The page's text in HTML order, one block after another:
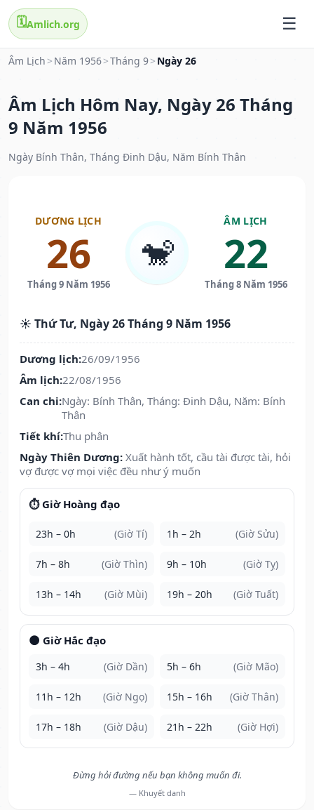
🗓️Amlich.org
Âm Lịch > Năm 1956>Tháng 9> Ngày 26
Âm Lịch Hôm Nay, Ngày 26 Tháng
9 Năm 1956
Ngày Bính Thân, Tháng Đinh Dậu, Năm Bính Thân
DƯƠNG LỊCH
26
Tháng 9 Năm 1956
🐒
ÂM LỊCH
22
Tháng 8 Năm 1956
☀️ Thứ Tư, Ngày 26 Tháng 9 Năm 1956
Dương lịch:26/09/1956
Âm lịch:22/08/1956
Can chi:Ngày: Bính Thân, Tháng: Đinh Dậu, Năm: Bính
Thân
Tiết khí:Thu phân
Ngày Thiên Dương: Xuất hành tốt, cầu tài được tài, hỏi
vợ được vợ mọi việc đều như ý muốn
⏱️ Giờ Hoàng đạo
23h – 0h (Giờ Tí) 1h – 2h (Giờ Sửu)
7h – 8h (Giờ Thìn) 9h – 10h (Giờ Tỵ)
13h – 14h (Giờ Mùi) 19h – 20h (Giờ Tuất)
🌑 Giờ Hắc đạo
3h – 4h (Giờ Dần) 5h – 6h (Giờ Mão)
11h – 12h (Giờ Ngọ) 15h – 16h (Giờ Thân)
17h – 18h (Giờ Dậu) 21h – 22h (Giờ Hợi)
Đừng hỏi đường nếu bạn không muốn đi.
— Khuyết danh